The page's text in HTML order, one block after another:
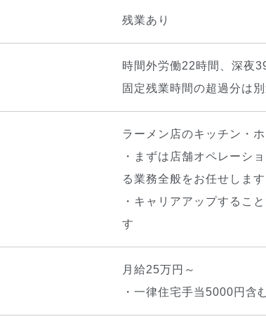
残業あり
時間外労働22時間、深夜
固定残業時間の超過分は別
ラーメン店のキッチン・
・まずは店舗オペレーシ
る業務全般をお任せします
・キャリアアップするこ
す
月給25万円～
・一律住宅手当5000円含